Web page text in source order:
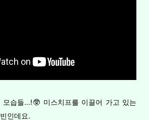
습들...!🥸 미스치프를 이끌어 가고 있는
인데요.